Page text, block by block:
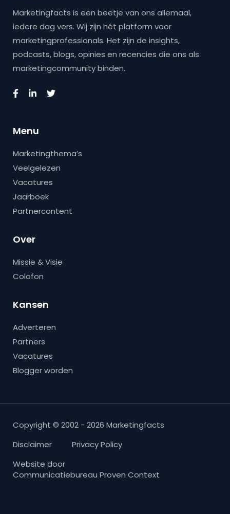
Marketingfacts is een beetje van ons allemaal,
iedere dag vers. Wij zijn hét platform voor
marketingprofessionals. Het zijn de insights,
podcasts, blogs, opinies en recencies die ons als
marketingcommunity binden.
Menu
Marketingthema’s
Veelgelezen
Vacatures
Jaarboek
Partnercontent
Over
Missie & Visie
Colofon
Kansen
Adverteren
Partners
Vacatures
Blogger worden
Copyright © 2002 - 2026 Marketingfacts
Disclaimer
Privacy Policy
Website door
Communicatiebureau Proven Context